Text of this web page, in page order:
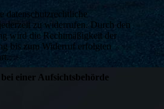
datenschutzrechtliche
zu widerrufen. Durch den
wird die Rechtmäßigkeit der
bis zum Widerruf erfolgten
einer Aufsichtsbehörde